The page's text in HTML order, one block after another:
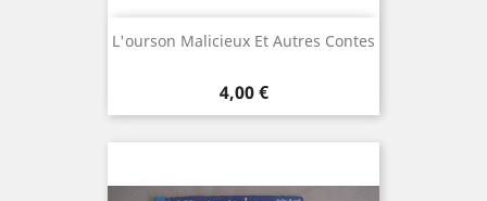
L'ourson Malicieux Et Autres Contes
Prix
4,00 €